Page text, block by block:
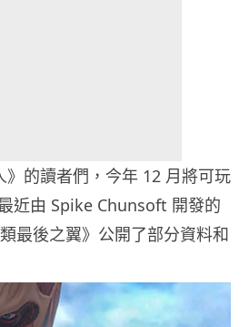
》的讀者們，今年 12 月將可玩
近由 Spike Chunsoft 開發的
最後之翼》公開了部分資料和